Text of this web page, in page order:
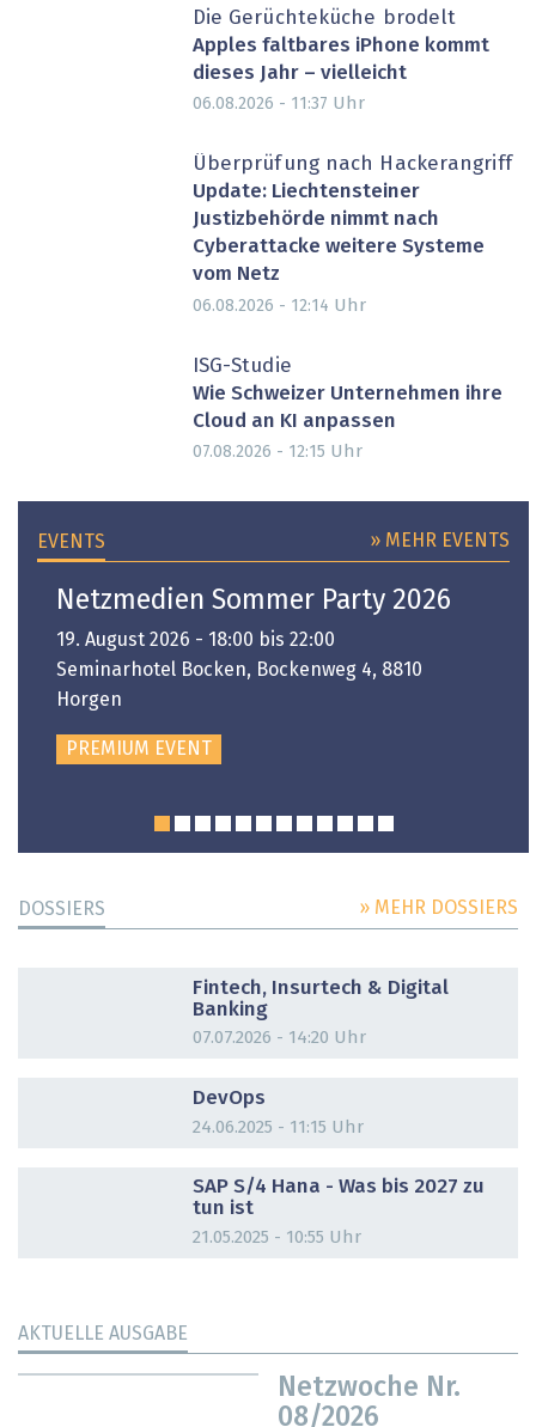
Die Gerüchteküche brodelt
Apples faltbares iPhone kommt
dieses Jahr – vielleicht
06.08.2026 - 11:37 Uhr
Überprüfung nach Hackerangriff
Update: Liechtensteiner
Justizbehörde nimmt nach
Cyberattacke weitere Systeme
vom Netz
06.08.2026 - 12:14 Uhr
ISG-Studie
Wie Schweizer Unternehmen ihre
Cloud an KI anpassen
07.08.2026 - 12:15 Uhr
EVENTS » MEHR EVENTS
Netzmedien Sommer Party 2026
19. August 2026 - 18:00 bis 22:00
Seminarhotel Bocken, Bockenweg 4, 8810
Horgen
PREMIUM EVENT
DOSSIERS » MEHR DOSSIERS
Fintech, Insurtech & Digital
Banking
07.07.2026 - 14:20 Uhr
DevOps
24.06.2025 - 11:15 Uhr
SAP S/4 Hana - Was bis 2027 zu
tun ist
21.05.2025 - 10:55 Uhr
AKTUELLE AUSGABE
Netzwoche Nr.
08/2026